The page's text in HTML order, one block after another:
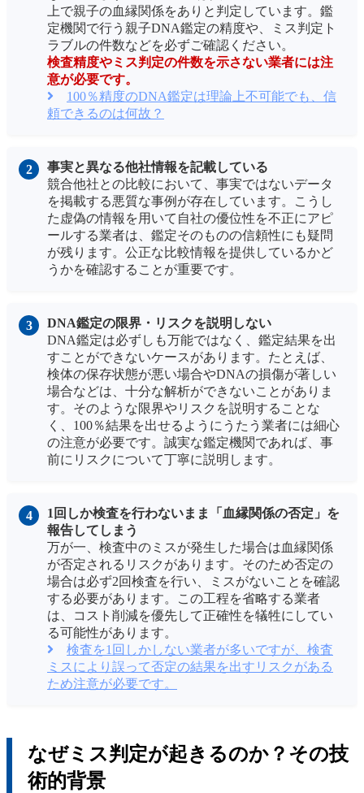
上で親子の血縁関係をありと判定しています。鑑
定機関で行う親子DNA鑑定の精度や、ミス判定ト
ラブルの件数などを必ずご確認ください。
検査精度やミス判定の件数を示さない業者には注
意が必要です。
100％精度のDNA鑑定は理論上不可能でも、信
頼できるのは何故？
事実と異なる他社情報を記載している
競合他社との比較において、事実ではないデータ
を掲載する悪質な事例が存在しています。こうし
た虚偽の情報を用いて自社の優位性を不正にアピ
ールする業者は、鑑定そのものの信頼性にも疑問
が残ります。公正な比較情報を提供しているかど
うかを確認することが重要です。
DNA鑑定の限界・リスクを説明しない
DNA鑑定は必ずしも万能ではなく、鑑定結果を出
すことができないケースがあります。たとえば、
検体の保存状態が悪い場合やDNAの損傷が著しい
場合などは、十分な解析ができないことがありま
す。そのような限界やリスクを説明することな
く、100％結果を出せるようにうたう業者には細心
の注意が必要です。誠実な鑑定機関であれば、事
前にリスクについて丁寧に説明します。
1回しか検査を行わないまま「血縁関係の否定」を
報告してしまう
万が一、検査中のミスが発生した場合は血縁関係
が否定されるリスクがあります。そのため否定の
場合は必ず2回検査を行い、ミスがないことを確認
する必要があります。この工程を省略する業者
は、コスト削減を優先して正確性を犠牲にしてい
る可能性があります。
検査を1回しかしない業者が多いですが、検査
ミスにより誤って否定の結果を出すリスクがある
ため注意が必要です。
なぜミス判定が起きるのか？その技
術的背景